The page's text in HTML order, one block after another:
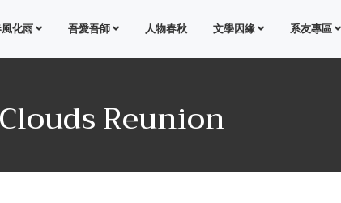
化雨 吾愛吾師 人物春秋 文學因緣 系友專區
Reunion